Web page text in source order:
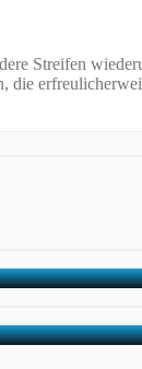
Streifen
die